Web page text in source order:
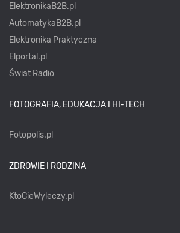
ElektronikaB2B.pl
AutomatykaB2B.pl
Elektronika Praktyczna
Elportal.pl
Świat Radio
FOTOGRAFIA, EDUKACJA I HI-TECH
Fotopolis.pl
ZDROWIE I RODZINA
KtoCieWyleczy.pl